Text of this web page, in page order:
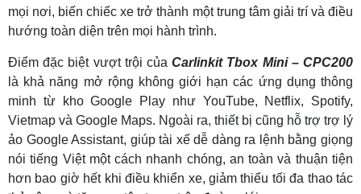
mọi nơi, biến chiếc xe trở thành một trung tâm giải trí và điều
hướng toàn diện trên mọi hành trình.
Điểm đặc biệt vượt trội củaCarlinkit Tbox Mini – CPC200
là khả năng mở rộng không giới hạn các ứng dụng thông
minh từ kho Google Play như YouTube, Netflix, Spotify,
Vietmap và Google Maps. Ngoài ra, thiết bị cũng hỗ trợ trợ lý
ảo Google Assistant, giúp tài xế dễ dàng ra lệnh bằng giọng
nói tiếng Việt một cách nhanh chóng, an toàn và thuận tiện
hơn bao giờ hết khi điều khiển xe, giảm thiểu tối đa thao tác